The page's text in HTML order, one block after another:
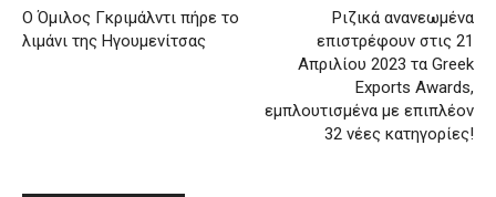
Ο Όμιλος Γκριμάλντι πήρε το
λιμάνι της Ηγουμενίτσας
Ριζικά ανανεωμένα
επιστρέφουν στις 21
Απριλίου 2023 τα Greek
Exports Awards,
εμπλουτισμένα με επιπλέον
32 νέες κατηγορίες!